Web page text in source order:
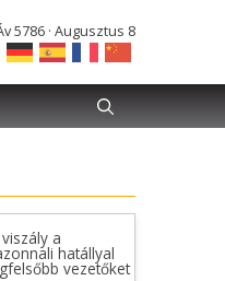
5786 · Augusztus 8
a
hatállyal
vezetőket